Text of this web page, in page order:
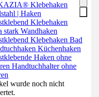
Klebehaken
| Haken
Klebehaken
stark Wandhaken
Klebehaken Bad
Küchenhaken
Haken ohne
Handtuchhalter ohne
wurde noch nicht